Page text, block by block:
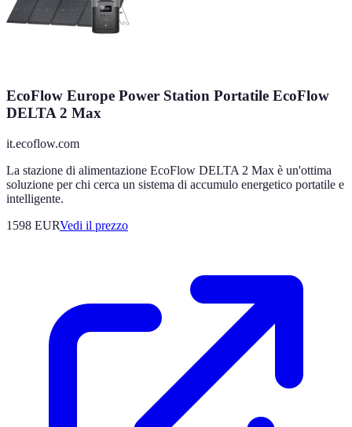
EcoFlow Europe Power Station Portatile EcoFlow
DELTA 2 Max
it.ecoflow.com
La stazione di alimentazione EcoFlow DELTA 2 Max è un'ottima
soluzione per chi cerca un sistema di accumulo energetico portatile e
intelligente.
1598 EURVedi il prezzo